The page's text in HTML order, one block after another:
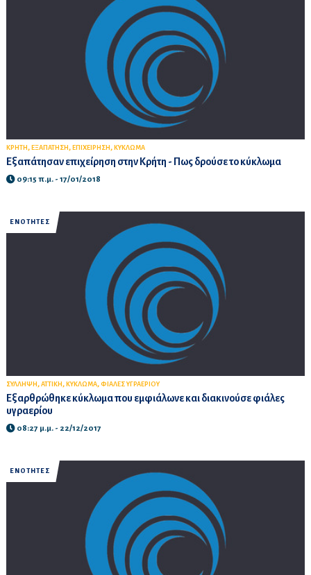
ΚΡΗΤΗ , ΕΞΑΠΑΤΗΣΗ , ΕΠΙΧΕΙΡΗΣΗ , ΚΥΚΛΩΜΑ
Εξαπάτησαν επιχείρηση στην Κρήτη - Πως δρούσε το κύκλωμα
09:15 π.μ. - 17/01/2018
ΕΝΟΤΗΤΕΣ
ΣΥΛΛΗΨΗ , ΑΤΤΙΚΗ , ΚΥΚΛΩΜΑ, ΦΙΑΛΕΣ ΥΓΡΑΕΡΙΟΥ
Εξαρθρώθηκε κύκλωμα που εμφιάλωνε και διακινούσε φιάλες
υγραερίου
08:27 μ.μ. - 22/12/2017
ΕΝΟΤΗΤΕΣ